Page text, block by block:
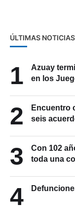
ÚLTIMAS NOTICIAS
1
Azuay
en los
2
Encuentro
seis
3
Con 102
toda una
4